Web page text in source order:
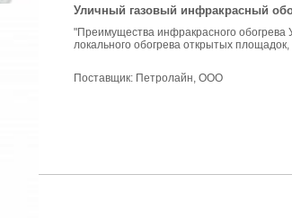
Уличный газовый инфракрасный
"Преимущества инфракрасного
локального обогрева открытых
Поставщик: Петролайн, ООО